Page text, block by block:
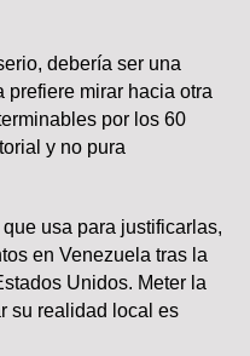
debería ser una
prefiere mirar hacia otra
por los 60
y no pura
usa para justificarlas,
en Venezuela tras la
Unidos. Meter la
su realidad local es